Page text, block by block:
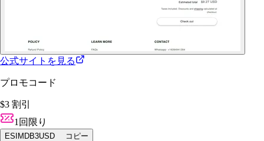
公式サイトを見る
プロモコード
$3 割引
1回限り
ESIMDB3USD コピー